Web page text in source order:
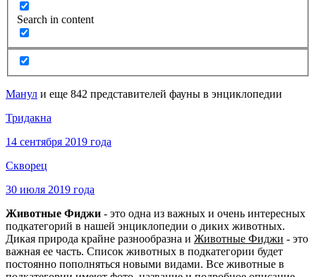
Search in content
Манул и еще 842 представителей фауны в энциклопедии
Тридакна
14 сентября 2019 года
Скворец
30 июля 2019 года
Животные Фиджи - это одна из важных и очень интересных
подкатегорий в нашей энциклопедии о диких животных.
Дикая природа крайне разнообразна и Животные Фиджи - это
важная ее часть. Список животных в подкатегории будет
постоянно пополняться новыми видами. Все животные в